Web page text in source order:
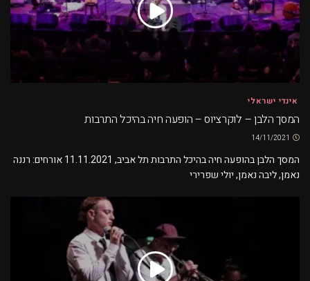
אינדי ישראלי
המסך הלבן – לוקרציוס – הופעה חיה בהיכל התרבות
המסך הלבן בהופעה חיה בהיכל התרבות תל אביב, 11.11.2021 אורחים: רננה
נאמן, ליבה נאמן, יולי שפרירי